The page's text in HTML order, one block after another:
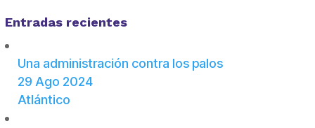
Entradas recientes
Una administración contra los palos
29 Ago 2024
Atlántico